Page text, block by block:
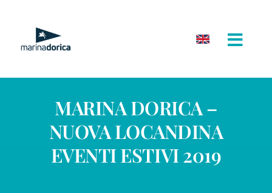
contenuto
MARINA DORICA –
NUOVA LOCANDINA
EVENTI ESTIVI 2019